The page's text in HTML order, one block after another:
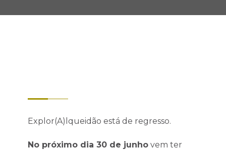
Explor(A)lqueidão está de regresso.
No próximo dia 30 de junho vem ter